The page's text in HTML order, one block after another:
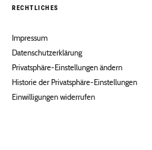
RECHTLICHES
Impressum
Datenschutzerklärung
Privatsphäre-Einstellungen ändern
Historie der Privatsphäre-Einstellungen
Einwilligungen widerrufen